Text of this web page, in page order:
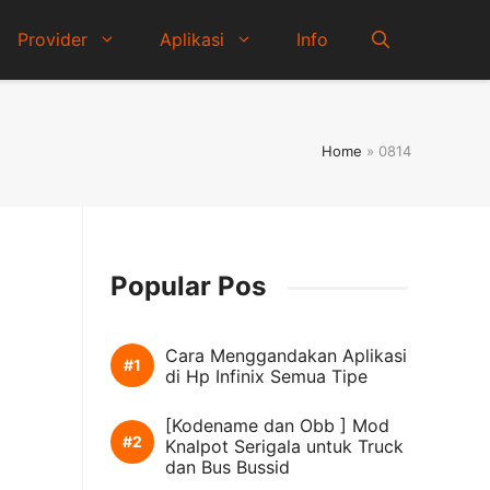
Provider Aplikasi Info
Home » 0814
Popular Pos
Cara Menggandakan Aplikasi
di Hp Infinix Semua Tipe
[Kodename dan Obb ] Mod
Knalpot Serigala untuk Truck
dan Bus Bussid